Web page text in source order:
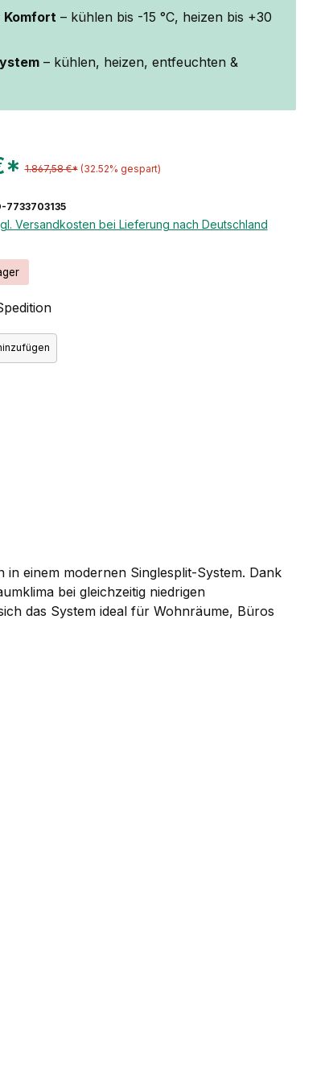
Komfort – kühlen bis -15 °C, heizen bis +30
– kühlen, heizen, entfeuchten &
1.867,58 €* (32.52% gespart)
7733703135
Versandkosten bei Lieferung nach Deutschland
in einem modernen Singlesplit-System. Dank
bei gleichzeitig niedrigen
das System ideal für Wohnräume, Büros